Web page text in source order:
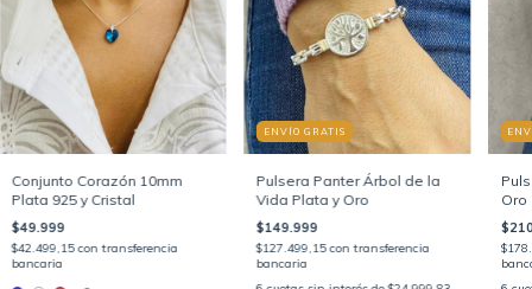
Conjunto Corazón 10mm
Plata 925 y Cristal
$49.999
$42.499,15con transferencia
bancaria
ENVÍO GRATIS
Pulsera Panter Árbol de la
Vida Plata y Oro
$149.999
$127.499,15con transferencia
bancaria
Oro